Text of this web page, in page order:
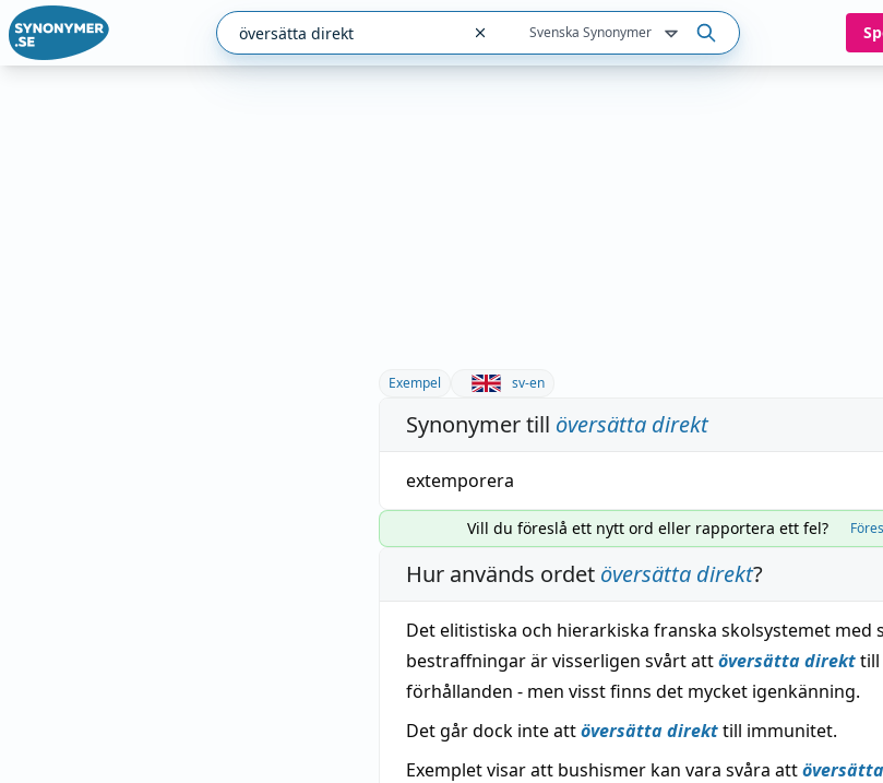
Svenska Synonymer
Exempel sv-en
Synonymer till översätta direkt
extemporera
Vill du föreslå ett nytt ord eller rapportera ett fel?
Hur används ordet översätta direkt?
Det elitistiska och hierarkiska franska skolsystemet med
bestraffningar är visserligen svårt attöversätta direkttill
förhållanden - men visst finns det mycket igenkänning.
Det går dock inte attöversätta direkttill immunitet.
Exemplet visar att bushismer kan vara svåra att